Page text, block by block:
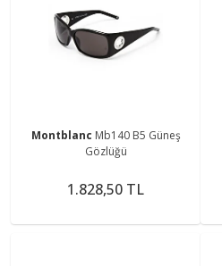
Montblanc Mb140 B5 Güneş
Gözlüğü
1.828,50 TL